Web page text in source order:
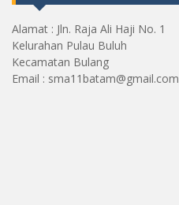
Alamat : Jln. Raja Ali Haji No. 1
Kelurahan Pulau Buluh
Kecamatan Bulang
Email : sma11batam@gmail.com